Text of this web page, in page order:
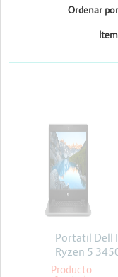
Accesorios
Conectividad
Telefonía IP
Energia y
Marcas
Ordenar
Portatil Dell
Ryzen 5
Producto